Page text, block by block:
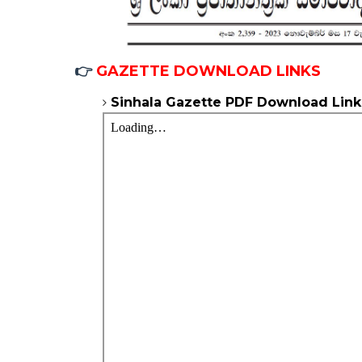
👉GAZETTE DOWNLOAD LINKS
Sinhala Gazette PDF Download